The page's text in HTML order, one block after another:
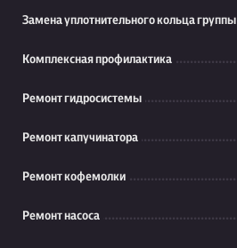
Замена уплотнительного кольца группы
Комплексная профилактика
Ремонт гидросистемы
Ремонт капучинатора
Ремонт кофемолки
Ремонт насоса